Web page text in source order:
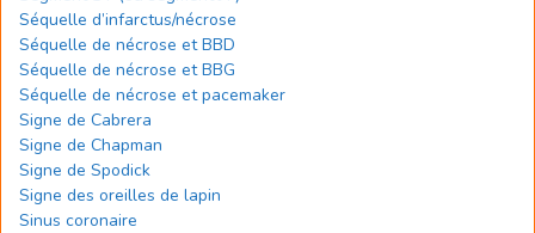
Séquelle d’infarctus/nécrose
Séquelle de nécrose et BBD
Séquelle de nécrose et BBG
Séquelle de nécrose et pacemaker
Signe de Cabrera
Signe de Chapman
Signe de Spodick
Signe des oreilles de lapin
Sinus coronaire